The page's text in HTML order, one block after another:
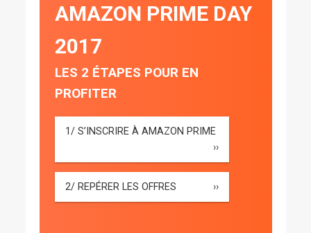
AMAZON PRIME DAY
2017
LES 2 ÉTAPES POUR EN
PROFITER
1/ S’INSCRIRE À AMAZON PRIME
››
2/ REPÉRER LES OFFRES ››